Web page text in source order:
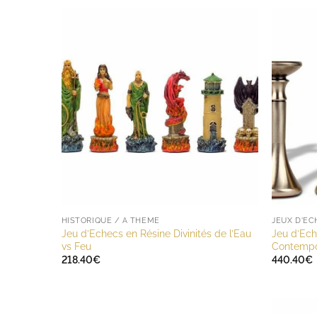
HISTORIQUE / A THÈME
Jeu d’Echecs en Résine Divinités de l’Eau
vs Feu
218.40€
JEUX
Jeu
440.40€